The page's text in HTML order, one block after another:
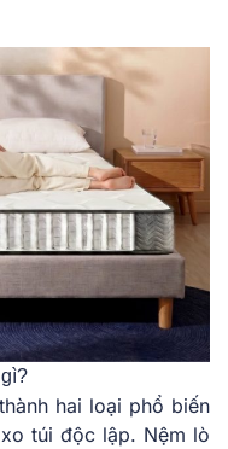
hai loại phổ biến
túi độc lập. Nệm lò